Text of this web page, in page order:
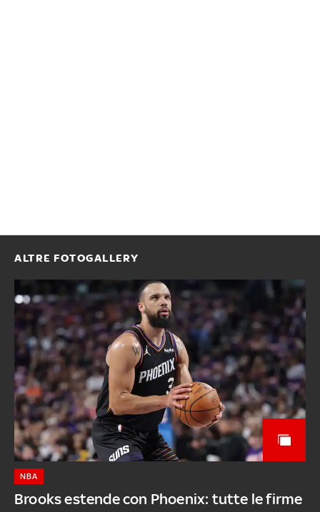
ALTRE FOTOGALLERY
Brooks estende con Phoenix: tutte le firme
NBA